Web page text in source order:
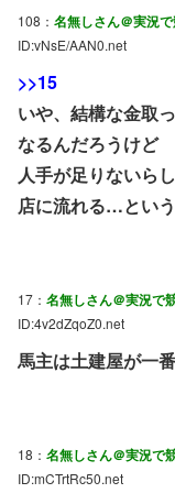
108： 名無しさん＠実況
ID:vNsE/AAN0.net
>>15
いや、結構な金取
なるんだろうけど
人手が足りないら
店に流れる…とい
17： 名無しさん＠実況で
ID:4v2dZqoZ0.net
馬主は土建屋が一
18： 名無しさん＠実況で
ID:mCTrtRc50.net